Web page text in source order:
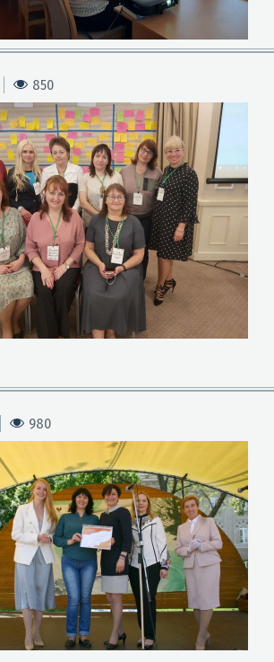
850
980